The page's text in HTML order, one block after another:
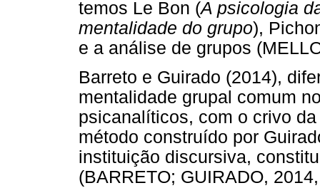
temos Le Bon (A psicologia
mentalidade do grupo),
e a análise de grupos
Barreto e Guirado (2014),
mentalidade grupal comum
psicanalíticos, com o crivo
método construído por
instituição discursiva,
(BARRETO; GUIRADO,